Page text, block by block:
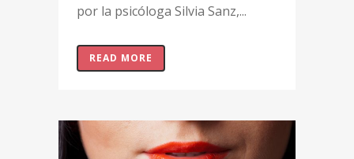
por la psicóloga Silvia Sanz,...
READ MORE